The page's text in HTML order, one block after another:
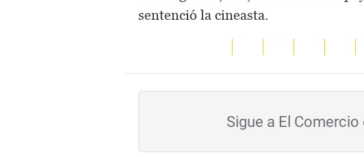
sentenció la cineasta.
Sigue a El Comercio